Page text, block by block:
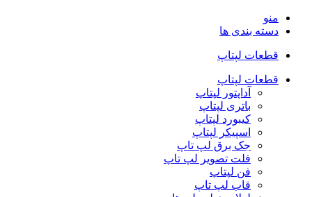
منو
دسته بندی ها
قطعات لپتاپ
قطعات لپتاپ
آداپتور لپتاپ
باتری لپتاپ
کیبورد لپتاپ
اسپیکر لپتاپ
جک برق لپ تاپ
فلت تصویر لپ تاپ
فن لپتاپ
قاب لپ تاپ